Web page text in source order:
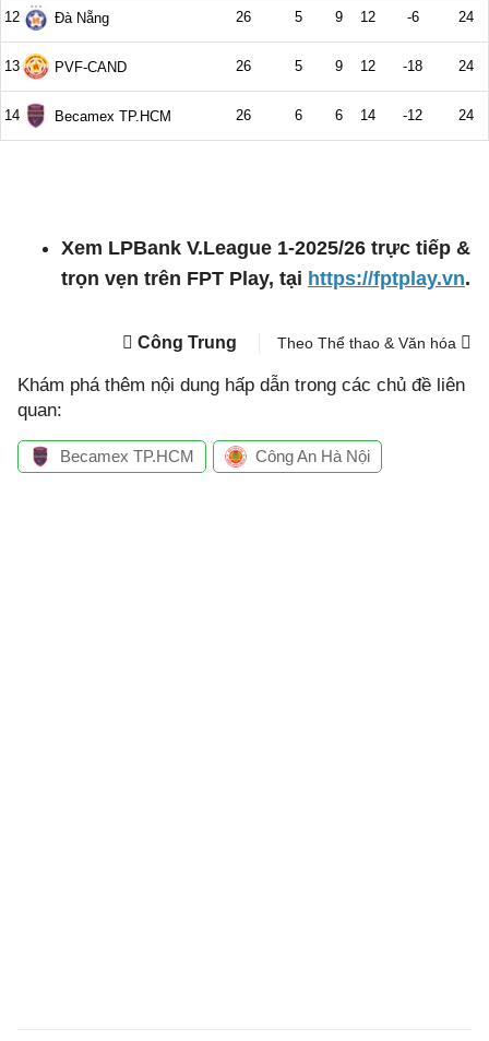
Xem LPBank V.League 1-2025/26 trực tiếp &
trọn vẹn trên FPT Play, tại https://fptplay.vn.
Công Trung Theo Thể thao & Văn hóa
Khám phá thêm nội dung hấp dẫn trong các chủ đề liên
quan:
Becamex TP.HCM Công An Hà Nội